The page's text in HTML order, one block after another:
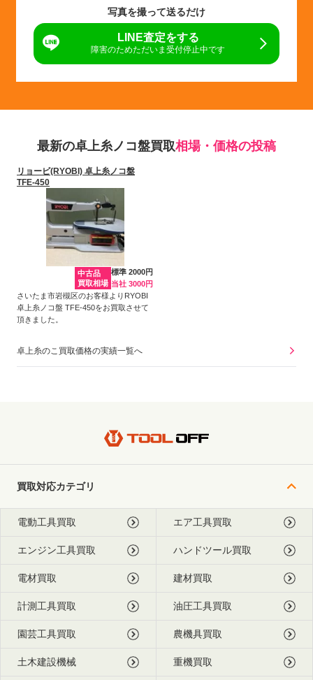
写真を撮って送るだけ
LINE査定をする
障害のためただいま受付停止中です
最新の卓上糸ノコ盤買取相場・価格の投稿
リョービ(RYOBI) 卓上糸ノコ盤
TFE-450
中古品
買取相場
標準 2000円
当社 3000円
さいたま市岩槻区のお客様よりRYOBI
卓上糸ノコ盤 TFE-450をお買取させて
頂きました。
卓上糸のこ買取価格の実績一覧へ
買取対応カテゴリ
電動工具買取 エア工具買取
エンジン工具買取 ハンドツール買取
電材買取 建材買取
計測工具買取 油圧工具買取
園芸工具買取 農機具買取
土木建設機械 重機買取